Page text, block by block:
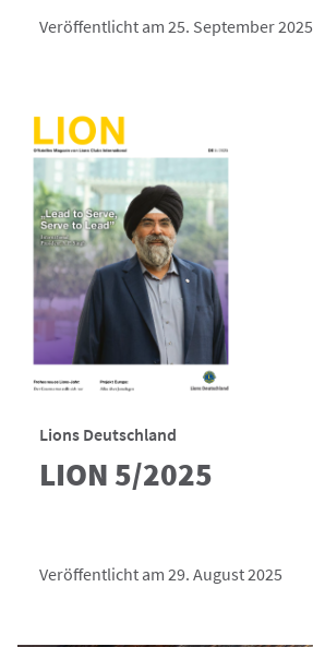
Veröffentlicht am 25. September 2025
Lions Deutschland
LION 5/2025
Veröffentlicht am 29. August 2025